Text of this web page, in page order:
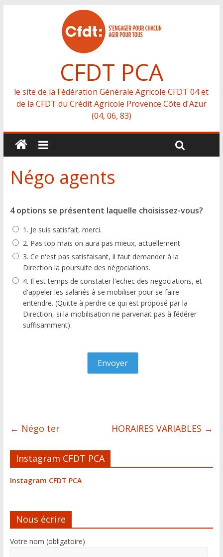
CFDT PCA
le site de la Fédération Générale Agricole CFDT 04 et
de la CFDT du Crédit Agricole Provence Côte d'Azur
(04, 06, 83)
Négo agents
4 options se présentent laquelle choisissez-vous?
1. Je suis satisfait, merci.
2. Pas top mais on aura pas mieux, actuellement
3. Ce n'est pas satisfaisant, il faut demander à la
Direction la poursuite des négociations.
4. Il est temps de constater l'echec des negociations, et
d'appeler les salariés à se mobiliser pour se faire
entendre. (Quitte à perdre ce qui est proposé par la
Direction, si la mobilisation ne parvenait pas à fédérer
suffisamment).
← Négo ter HORAIRES VARIABLES →
Instagram CFDT PCA
Instagram CFDT PCA
Nous écrire
Votre nom (obligatoire)